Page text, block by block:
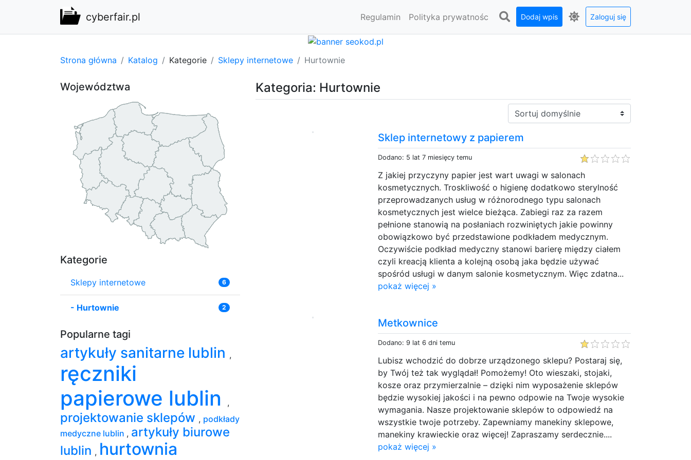
cyberfair.pl Regulamin Polityka prywatnośc Dodaj wpis Zaloguj się
Strona główna Katalog Kategorie Sklepy internetowe Hurtownie
Kategoria: Hurtownie
Sortuj:
Sklep internetowy z papierem
Dodano: 5 lat 7 miesięcy temu
Z jakiej przyczyny papier jest wart uwagi w salonach
kosmetycznych. Troskliwość o higienę dodatkowo sterylność
przeprowadzanych usług w różnorodnego typu salonach
kosmetycznych jest wielce bieżąca. Zabiegi raz za razem
pełnione stanowią na posłaniach rozwiniętych jakie powinny
obowiązkowo być przedstawione podkładem medycznym.
Oczywiście podkład medyczny stanowi barierę między ciałem
czyli kreacją klienta a kolejną osobą jaka będzie używać
spośród usługi w danym salonie kosmetycznym. Więc zdatna...
pokaż więcej »
Metkownice
Dodano: 9 lat 6 dni temu
Lubisz wchodzić do dobrze urządzonego sklepu? Postaraj się,
by Twój też tak wyglądał! Pomożemy! Oto wieszaki, stojaki,
kosze oraz przymierzalnie – dzięki nim wyposażenie sklepów
będzie wysokiej jakości i na pewno odpowie na Twoje wysokie
wymagania. Nasze projektowanie sklepów to odpowiedź na
wszystkie twoje potrzeby. Zapewniamy manekiny sklepowe,
manekiny krawieckie oraz więcej! Zapraszamy serdecznie....
pokaż więcej »
Województwa
Kategorie
Sklepy internetowe 6
- Hurtownie 2
Popularne tagi
artykuły sanitarne lublin ,
ręczniki
papierowe lublin
,
projektowanie sklepów , podkłady
medyczne lublin , artykuły biurowe
lublin , hurtownia